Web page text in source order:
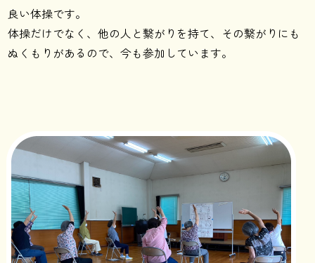
良い体操です。
体操だけでなく、他の人と繋がりを持て、その繋がりにも
ぬくもりがあるので、今も参加しています。